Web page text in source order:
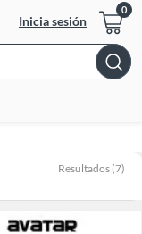
Inicia sesión
Resultados (7)